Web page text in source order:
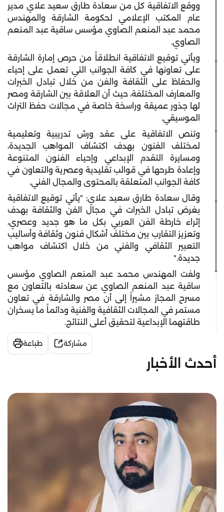
ووقع الاتفاقية كل من سعادة طارق سعيد علاي مدير
عام المكتب الإعلامي لحكومة الشارقة والمهندس
محمد عبد المنعم الصاوي مؤسس ساقية عبد المنعم
الصاوي.
ويأتي توقيع الاتفاقية انطلاقاً من حرص إمارة الشارقة
على تعاونها في كافة الجوانب التي تعمل على إحياء
والحفاظ على الثقافة والفن من خلال تبادل الخبرات
والمعارف المختلفة، حيث أن العلاقة بين الشارقة ومصر
لها جذور عميقة وراسخة خاصة في مجالات حفظ التراث
الموسيقي.
وتنص الاتفاقية على عقد ورش تدريبية وتعليمية
لمختلف الفنون بهدف اكتشاف المواهب الجديدة،
ومسايرة التقدم الإبداعي وإحياء الفنون المتنوعة
وإعادة طرحها في قوالب تقليدية وعصرية والتعاون في
كافة الجوانب المتعلقة بالمحتوى والمجال الفني.
وقال سعادة طارق سعيد علاي: "يأتي توقيع الاتفاقية
بغرض تبادل الخبرات في مجال الفن والثقافة بهدف
إثراء خارطة الفن العربي بكل ما هو جديد وعصري،
وتعزيز التقارب بين مختلف أشكال فنون وثقافة وأساليب
التعبير الثقافي والفني من خلال اكتشاف مواهب
جديدة."
ولفت المهندس محمد عبد المنعم الصاوي مؤسس
ساقية عبد المنعم الصاوي عن سعادته بالتعاون مع
مسرح المجاز مشيراً إلى أن مصر والشارقة في تعاون
مستمر في المجالات الثقافية والفنية ودائماً ما يسخران
طاقتهما الإبداعية لتحقيق أعلى النتائج.
مشاركة طباعة
أحدث الأخبار